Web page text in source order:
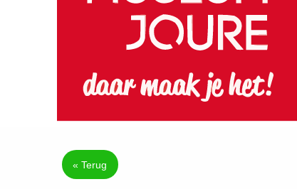
« Terug